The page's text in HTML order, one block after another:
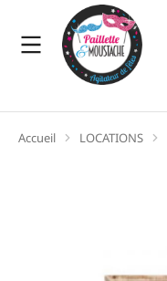
Vous êtes ici :
Accueil LOCATIONS